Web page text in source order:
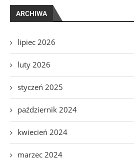
ARCHIWA
lipiec 2026
luty 2026
styczeń 2025
październik 2024
kwiecień 2024
marzec 2024